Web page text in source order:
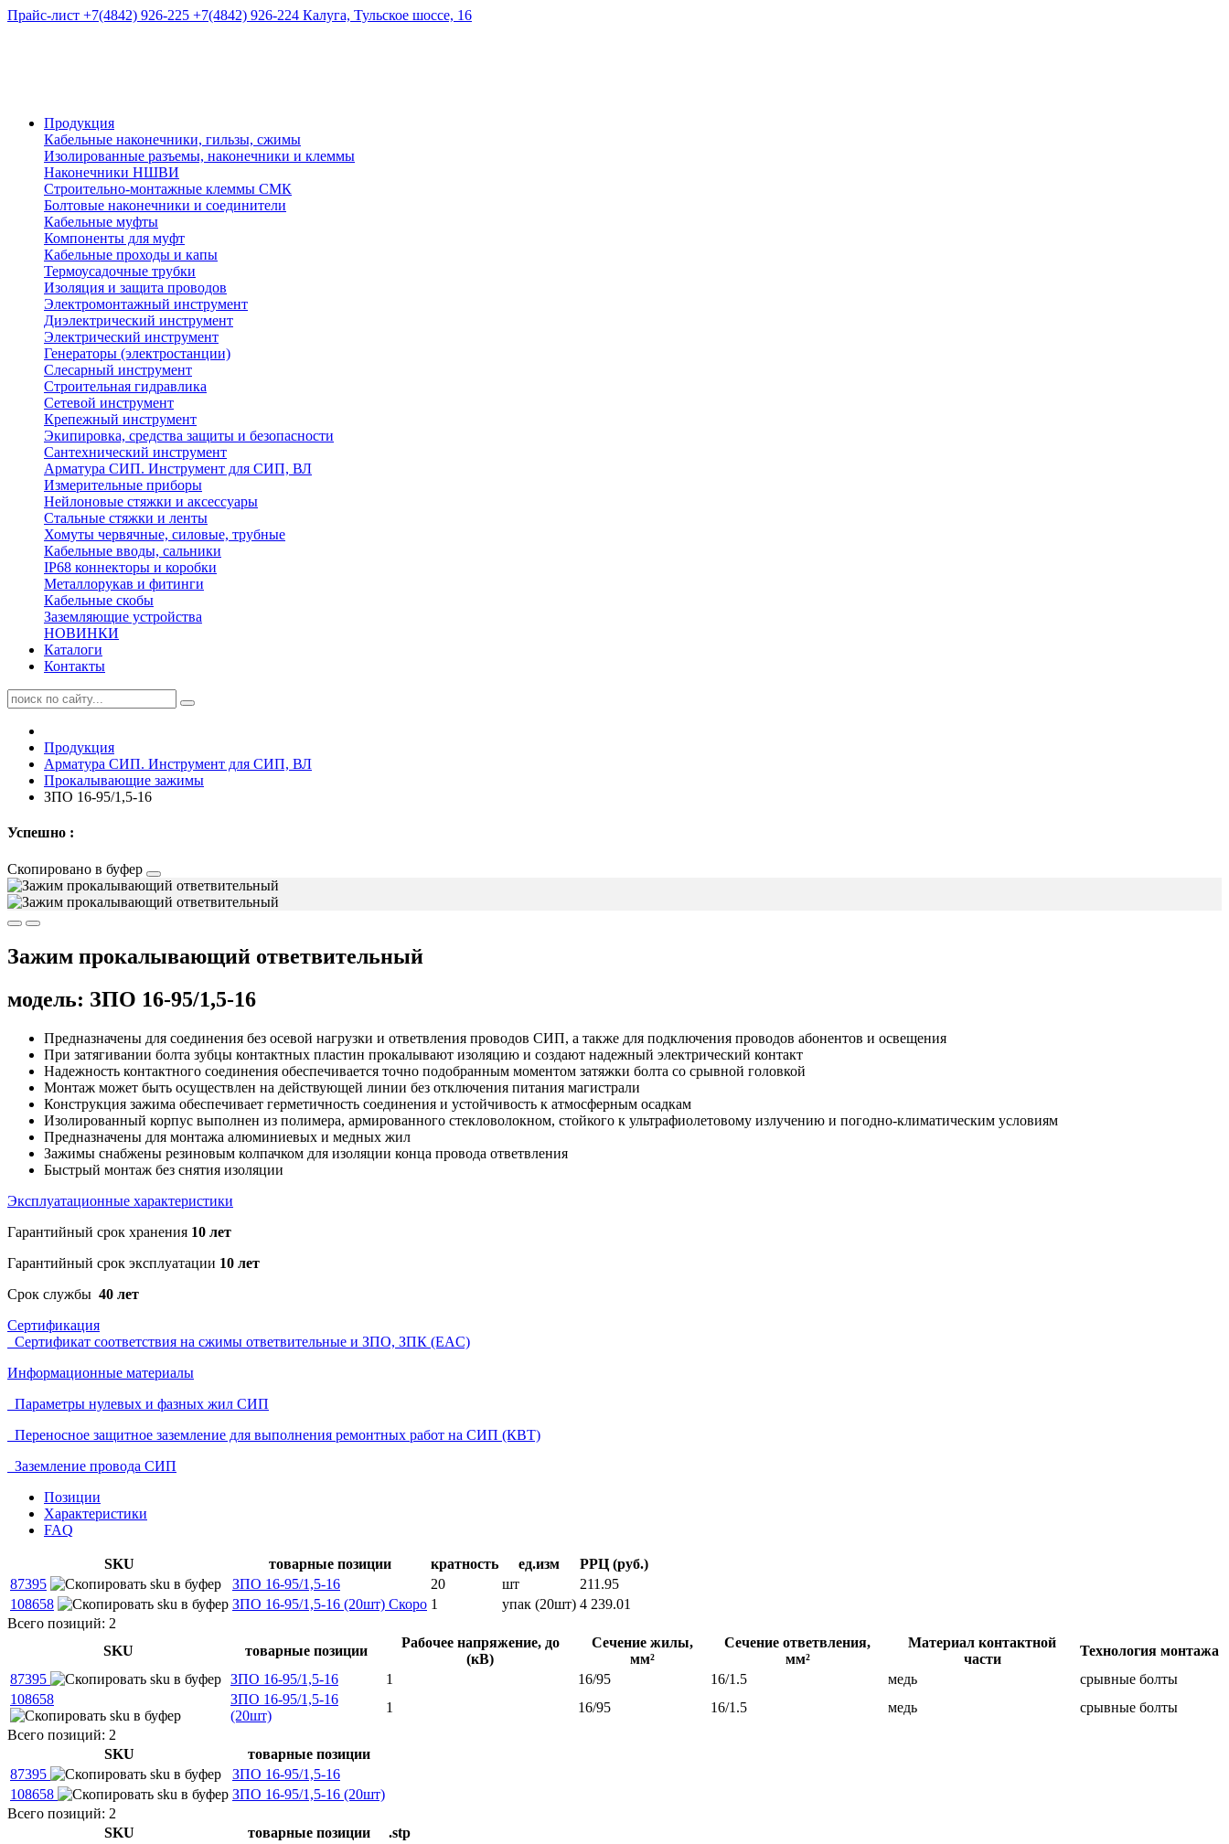
Прайс-лист +7(4842) 926-225 +7(4842) 926-224 Калуга, Тульское шоссе, 16
Продукция
Кабельные наконечники, гильзы, сжимы
Изолированные разъемы, наконечники и клеммы
Наконечники НШВИ
Строительно-монтажные клеммы СМК
Болтовые наконечники и соединители
Кабельные муфты
Компоненты для муфт
Кабельные проходы и капы
Термоусадочные трубки
Изоляция и защита проводов
Электромонтажный инструмент
Диэлектрический инструмент
Электрический инструмент
Генераторы (электростанции)
Слесарный инструмент
Строительная гидравлика
Сетевой инструмент
Крепежный инструмент
Экипировка, средства защиты и безопасности
Сантехнический инструмент
Арматура СИП. Инструмент для СИП, ВЛ
Измерительные приборы
Нейлоновые стяжки и аксессуары
Стальные стяжки и ленты
Хомуты червячные, силовые, трубные
Кабельные вводы, сальники
IP68 коннекторы и коробки
Металлорукав и фитинги
Кабельные скобы
Заземляющие устройства
НОВИНКИ
Каталоги
Контакты
Продукция
Арматура СИП. Инструмент для СИП, ВЛ
Прокалывающие зажимы
ЗПО 16-95/1,5-16
Успешно :
Скопировано в буфер
Зажим прокалывающий ответвительный
модель: ЗПО 16-95/1,5-16
Предназначены для соединения без осевой нагрузки и ответвления проводов СИП, а также для подключения проводов абонентов и освещения
При затягивании болта зубцы контактных пластин прокалывают изоляцию и создают надежный электрический контакт
Надежность контактного соединения обеспечивается точно подобранным моментом затяжки болта со срывной головкой
Монтаж может быть осуществлен на действующей линии без отключения питания магистрали
Конструкция зажима обеспечивает герметичность соединения и устойчивость к атмосферным осадкам
Изолированный корпус выполнен из полимера, армированного стекловолокном, стойкого к ультрафиолетовому излучению и погодно-климатическим условиям
Предназначены для монтажа алюминиевых и медных жил
Зажимы снабжены резиновым колпачком для изоляции конца провода ответвления
Быстрый монтаж без снятия изоляции
Эксплуатационные характеристики
Гарантийный срок хранения 10 лет
Гарантийный срок эксплуатации 10 лет
Срок службы 40 лет
Сертификация
Сертификат соответствия на сжимы ответвительные и ЗПО, ЗПК (EAC)
Информационные материалы
Параметры нулевых и фазных жил СИП
Переносное защитное заземление для выполнения ремонтных работ на СИП (КВТ)
Заземление провода СИП
Позиции
Характеристики
FAQ
SKU товарные позиции кратность ед.изм
РРЦ (руб.)
87395
ЗПО 16-95/1,5-16 20 шт
211.95
108658
ЗПО 16-95/1,5-16 (20шт) Скоро 1 упак (20шт) 4 239.01
Всего позиций: 2
SKU
товарные позиции
Рабочее напряжение, до
(кВ)
Сечение жилы,
мм²
Сечение ответвления,
мм²
Материал контактной
части
Технология монтажа
87395
ЗПО 16-95/1,5-16 1 16/95 16/1.5 медь
срывные болты
108658
ЗПО 16-95/1,5-16
(20шт)
1 16/95 16/1.5 медь
срывные болты
Всего позиций: 2
SKU
товарные позиции
87395
ЗПО 16-95/1,5-16
108658
ЗПО 16-95/1,5-16 (20шт)
Всего позиций: 2
SKU
товарные позиции
.stp